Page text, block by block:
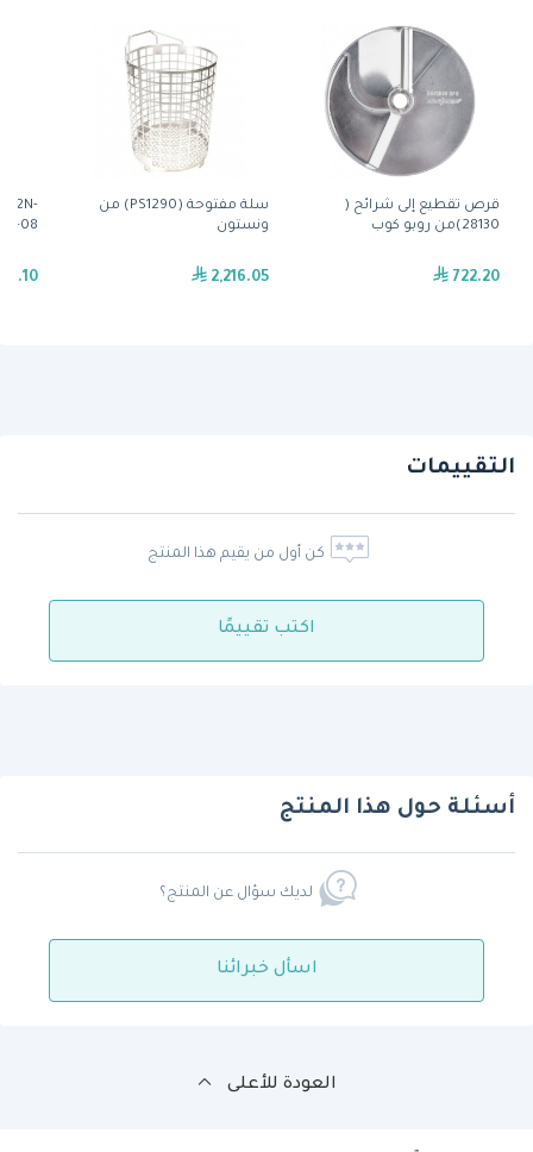
قرص تقطيع إلى شرائح (
28130)من روبو كوب
722.20
سلة مفتوحة (PS1290) من
ونستون
2,216.05
( 2N-
11162-08)
التقييمات
كن أول من يقيم هذا المنتج
اكتب تقييمًا
أسئلة حول هذا المنتج
لديك سؤال عن المنتج؟
اسأل خبرائنا
العودة للأعلى